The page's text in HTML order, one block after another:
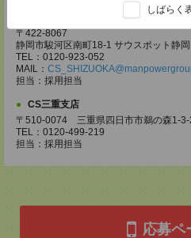
しばらく
〒422-8067
静岡市駿河区南町18-1 サウスポット静
TEL：0120-923-052
MAIL：
担当：採用担当
CS三重支店
〒510-0074 三重県四日市市鵜の森1-3-
TEL：0120-499-219
担当：採用担当
応募ペ